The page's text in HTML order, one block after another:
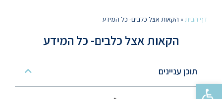
פתח סרגל נגישות
דף הבית » הקאות אצל כלבים- כל המידע
הקאות אצל כלבים- כל המידע
תוכן עניינים